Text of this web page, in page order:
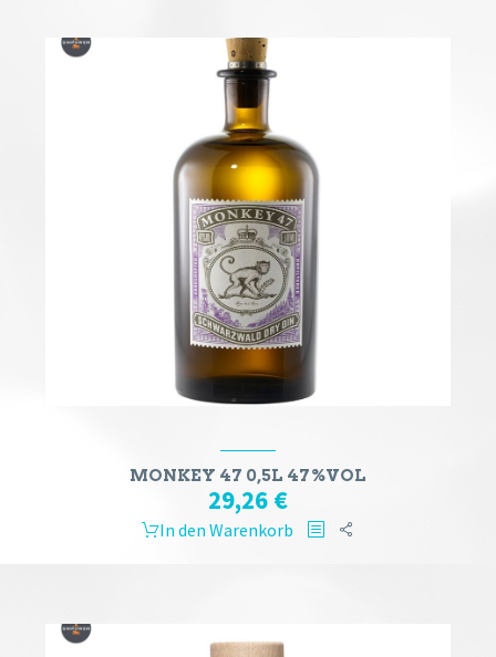
MONKEY 47 0,5L 47%VOL
29,26 €
In den Warenkorb